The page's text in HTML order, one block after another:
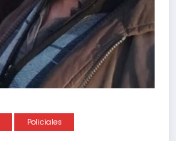
Policiales